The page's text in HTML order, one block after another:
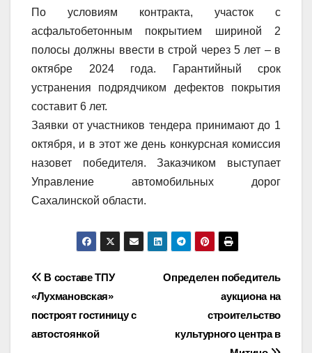
По условиям контракта, участок с
асфальтобетонным покрытием шириной 2
полосы должны ввести в строй через 5 лет – в
октябре 2024 года. Гарантийный срок
устранения подрядчиком дефектов покрытия
составит 6 лет.
Заявки от участников тендера принимают до 1
октября, и в этот же день конкурсная комиссия
назовет победителя. Заказчиком выступает
Управление автомобильных дорог
Сахалинской области.
Навигация
по
записям
Определен победитель
аукциона на
строительство
культурного центра в
В составе ТПУ
«Лухмановская»
построят гостиницу с
автостоянкой